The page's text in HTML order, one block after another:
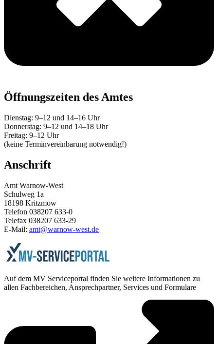
Öffnungszeiten des Amtes
Dienstag: 9–12 und 14–16 Uhr
Donnerstag: 9–12 und 14–18 Uhr
Freitag: 9–12 Uhr
(keine Terminvereinbarung notwendig!)
Anschrift
Amt Warnow-West
Schulweg 1a
18198 Kritzmow
Telefon 038207 633-0
Telefax 038207 633-29
E-Mail: amt@warnow-west.de
Auf dem MV Serviceportal finden Sie weitere Informationen zu
allen Fachbereichen, Ansprechpartner, Services und Formulare